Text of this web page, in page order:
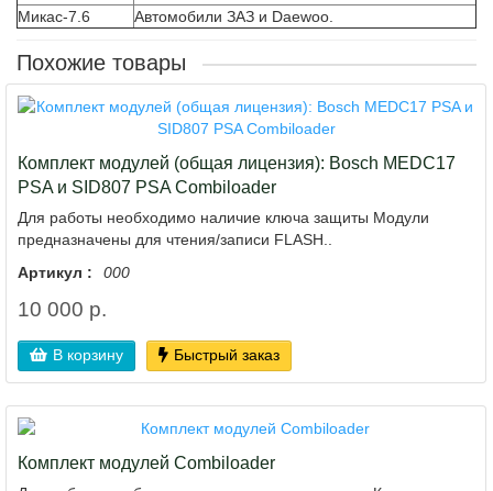
Микас-7.6
Автомобили ЗАЗ и Daewoo.
Похожие товары
Комплект модулей (общая лицензия): Bosch MEDC17
PSA и SID807 PSA Combiloader
Для работы необходимо наличие ключа защиты Модули
предназначены для чтения/записи FLASH..
Артикул :
000
10 000 р.
В корзину Быстрый заказ
Комплект модулей Combiloader